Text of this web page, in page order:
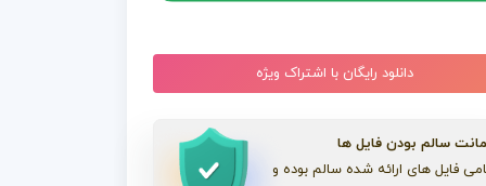
دانلود رایگان با اشتراک ویژه
سالم بودن فایل ها
فایل های ارائه شده سالم بوده و